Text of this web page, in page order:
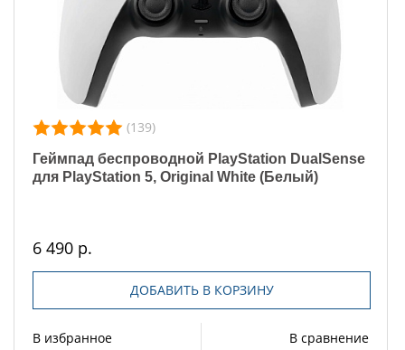
(139)
Геймпад беспроводной PlayStation DualSense
для PlayStation 5, Original White (Белый)
6 490 р.
ДОБАВИТЬ В КОРЗИНУ
В избранное В сравнение